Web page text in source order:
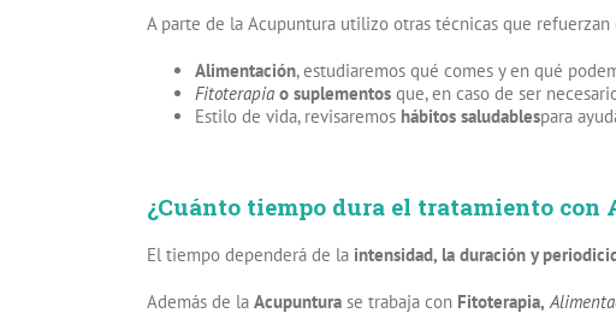
A parte de la Acupuntura utilizo otras técnicas que
Alimentación, estudiaremos qué comes y en qué
Fitoterapia o suplementos que, en caso de ser
Estilo de vida, revisaremos hábitos saludablespara
¿Cuánto tiempo dura el tratamiento con
El tiempo dependerá de la intensidad, la duración y
Además de la Acupuntura se trabaja con Fitoterapia,